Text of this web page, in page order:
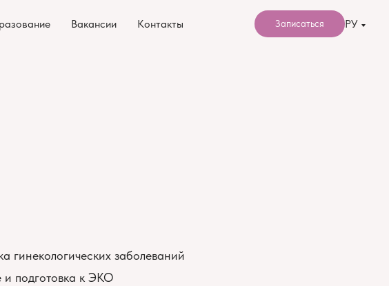
Вакансии Контакты Записаться РУ
гинекологических заболеваний
и подготовка к ЭКО